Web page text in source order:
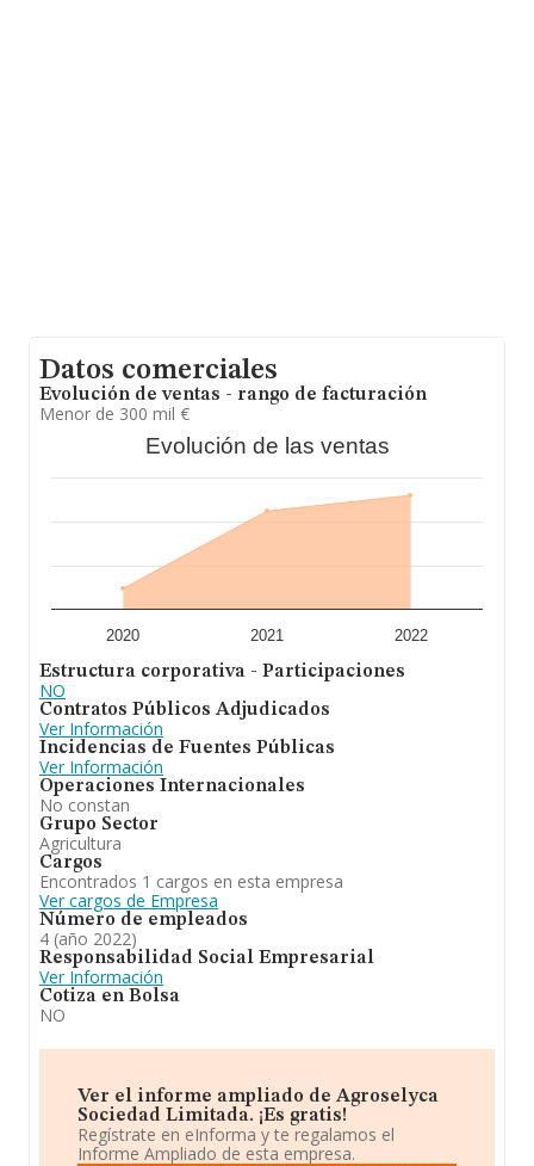
Datos comerciales
Evolución de ventas - rango de facturación
Menor de 300 mil €
Evolución de las ventas
2020 2021 2022
Estructura corporativa - Participaciones
NO
Contratos Públicos Adjudicados
Ver Información
Incidencias de Fuentes Públicas
Ver Información
Operaciones Internacionales
No constan
Grupo Sector
Agricultura
Cargos
Encontrados 1 cargos en esta empresa
Ver cargos de Empresa
Número de empleados
4 (año 2022)
Responsabilidad Social Empresarial
Ver Información
Cotiza en Bolsa
NO
Ver el informe ampliado de Agroselyca
Sociedad Limitada. ¡Es gratis!
Regístrate en eInforma y te regalamos el
Informe Ampliado de esta empresa.